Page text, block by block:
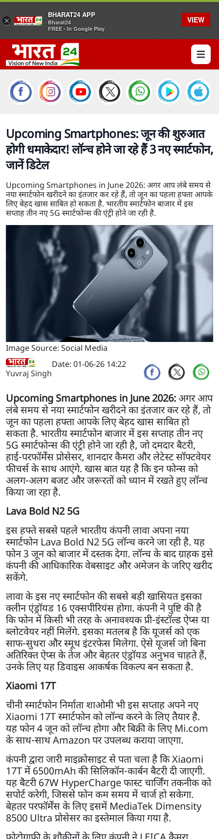
Open
Upcoming Smartphones: जून की शुरुआत
होगी धमाकेदार! लॉन्च होने जा रहे हैं 3 नए स्मार्टफोन,
जानें डिटेल
Upcoming Smartphones in June 2026: अगर आप लंबे समय से
नया स्मार्टफोन खरीदने का इंतजार कर रहे हैं, तो जून का पहला हफ्ता आपके
लिए बेहद खास साबित हो सकता है. भारतीय स्मार्टफोन बाजार में इस
सप्ताह तीन नए 5G स्मार्टफोन्स की एंट्री होने जा रही है.
Image Source: Social Media
Yuvraj Singh
Date: 01-06-26 14:22
Upcoming Smartphones in June 2026:अगर आप
लंबे समय से नया स्मार्टफोन खरीदने का इंतजार कर रहे हैं, तो
जून का पहला हफ्ता आपके लिए बेहद खास साबित हो
सकता है. भारतीय स्मार्टफोन बाजार में इस सप्ताह तीन नए
5G स्मार्टफोन्स की एंट्री होने जा रही है, जो दमदार बैटरी,
हाई-परफॉर्मेंस प्रोसेसर, शानदार कैमरा और लेटेस्ट सॉफ्टवेयर
फीचर्स के साथ आएंगे. खास बात यह है कि इन फोन्स को
अलग-अलग बजट और जरूरतों को ध्यान में रखते हुए लॉन्च
किया जा रहा है.
Lava Bold N2 5G
इस हफ्ते सबसे पहले भारतीय कंपनी लावा अपना नया
स्मार्टफोन Lava Bold N2 5G लॉन्च करने जा रही है. यह
फोन 3 जून को बाजार में दस्तक देगा. लॉन्च के बाद ग्राहक इसे
कंपनी की आधिकारिक वेबसाइट और अमेजन के जरिए खरीद
सकेंगे.
लावा के इस नए स्मार्टफोन की सबसे बड़ी खासियत इसका
क्लीन एंड्रॉयड 16 एक्सपीरियंस होगा. कंपनी ने पुष्टि की है
कि फोन में किसी भी तरह के अनावश्यक प्री-इंस्टॉल्ड ऐप्स या
ब्लोटवेयर नहीं मिलेंगे. इसका मतलब है कि यूजर्स को एक
साफ-सुथरा और स्मूथ इंटरफेस मिलेगा. ऐसे यूजर्स जो बिना
अतिरिक्त ऐप्स के तेज और बेहतर एंड्रॉयड अनुभव चाहते हैं,
उनके लिए यह डिवाइस आकर्षक विकल्प बन सकता है.
Xiaomi 17T
चीनी स्मार्टफोन निर्माता शाओमी भी इस सप्ताह अपने नए
Xiaomi 17T स्मार्टफोन को लॉन्च करने के लिए तैयार है.
यह फोन 4 जून को लॉन्च होगा और बिक्री के लिए Mi.com
के साथ-साथ Amazon पर उपलब्ध कराया जाएगा.
कंपनी द्वारा जारी माइक्रोसाइट से पता चला है कि Xiaomi
17T में 6500mAh की सिलिकॉन-कार्बन बैटरी दी जाएगी.
यह बैटरी 67W HyperCharge फास्ट चार्जिंग तकनीक को
सपोर्ट करेगी, जिससे फोन कम समय में चार्ज हो सकेगा.
बेहतर परफॉर्मेंस के लिए इसमें MediaTek Dimensity
8500 Ultra प्रोसेसर का इस्तेमाल किया गया है.
×
BHARAT24 APP
Bharat24
FREE - In Google Play
VIEW